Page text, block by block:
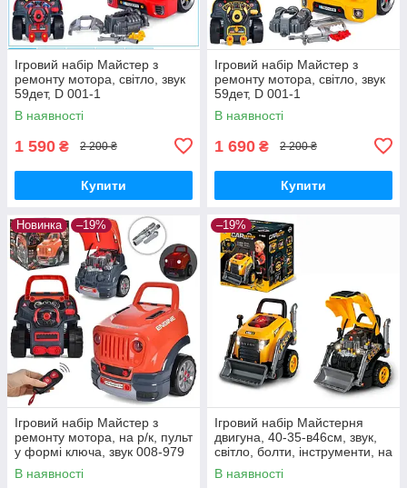
Ігровий набір Майстер з
ремонту мотора, світло, звук
59дет, D 001-1
В наявності
1 590 ₴ 2 200 ₴
Купити
Ігровий набір Майстер з
ремонту мотора, світло, звук
59дет, D 001-1
В наявності
1 690 ₴ 2 200 ₴
Купити
Новинка –19%
Ігровий набір Майстер з
ремонту мотора, на р/к, пульт
у формі ключа, звук 008-979
В наявності
–19%
Ігровий набір Майстерня
двигуна, 40-35-в46см, звук,
світло, болти, інструменти, на
бат-ці
В наявності